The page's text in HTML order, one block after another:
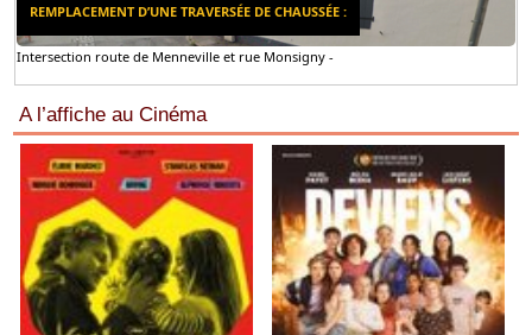
REMPLACEMENT D’UNE TRAVERSÉE DE CHAUSSÉE :
Intersection route de Menneville et rue Monsigny -
A l’affiche au Cinéma